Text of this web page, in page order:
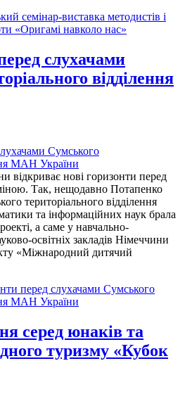
семінар-виставка методистів і
«Оригамі навколо нас»
слухачами
відділення
відкриває нові горизонти перед
Так, нещодавно Потапенко
територіального відділення
та інформаційних наук брала
а саме у навчально-
освітніх закладів Німеччини
«Міжнародний дитячий
перед слухачами Сумського
МАН України
серед юнаків та
туризму «Кубок